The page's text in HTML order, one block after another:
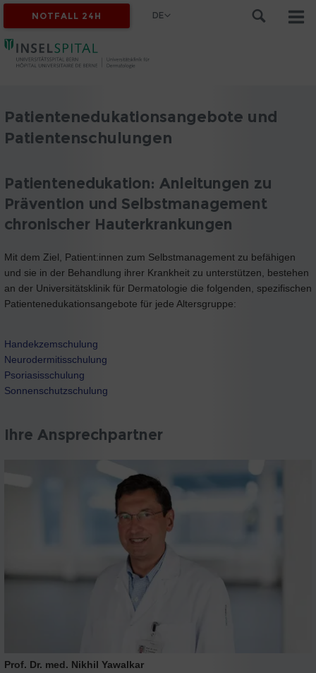
NOTFALL 24H DE
Patientenedukationsangebote und
Patientenschulungen
Patientenedukation: Anleitungen zu
Prävention und Selbstmanagement
chronischer Hauterkrankungen
Mit dem Ziel, Patient:innen zum Selbstmanagement zu befähigen
und sie in der Behandlung ihrer Krankheit zu unterstützen, bestehen
an der Universitätsklinik für Dermatologie die folgenden, spezifischen
Patientenedukationsangebote für jede Altersgruppe:
Handekzemschulung
Neurodermitisschulung
Psoriasisschulung
Sonnenschutzschulung
Ihre Ansprechpartner
Prof. Dr. med. Nikhil Yawalkar